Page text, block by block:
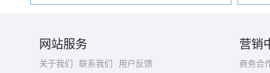
网站服务
关于我们 联系我们
用户反馈
营销
商务合